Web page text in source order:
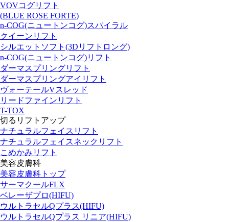
VOVコグリフト
(BLUE ROSE FORTE)
n-COG(ニュートンコグ)スパイラル
クイーンリフト
シルエットソフト(3Dリフトロング)
n-COG(ニュートンコグ)リフト
ダーマスプリングリフト
ダーマスプリングアイリフト
ヴォーテールVスレッド
リードファインリフト
T-TOX
切るリフトアップ
ナチュラルフェイスリフト
ナチュラルフェイスネックリフト
こめかみリフト
美容皮膚科
美容皮膚科トップ
サーマクールFLX
ベレーザプロ(HIFU)
ウルトラセルQプラス(HIFU)
ウルトラセルQプラス リニア(HIFU)